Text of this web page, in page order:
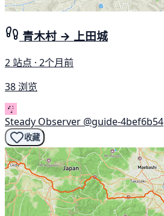
青木村 → 上田城
2 站点 · 2个月前
38 浏览
Steady Observer @guide-4bef6b54
收藏